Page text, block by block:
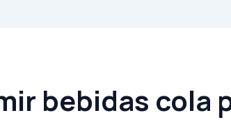
bebidas cola